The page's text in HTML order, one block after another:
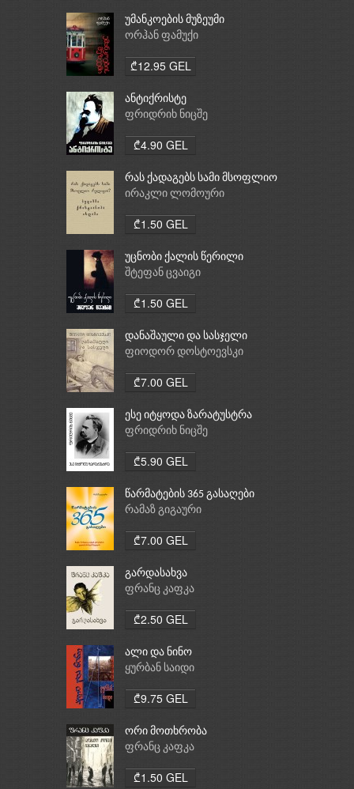
უმანკოების მუზეუმი
ორჰან ფამუქი
₾12.95 GEL
ანტიქრისტე
ფრიდრიხ ნიცშე
₾4.90 GEL
რას ქადაგებს სამი მსოფლიო
რელიგია: ბუდიზმი,
ირაკლი ლომოური
₾1.50 GEL
უცნობი ქალის წერილი
შტეფან ცვაიგი
₾1.50 GEL
დანაშაული და სასჯელი
ფიოდორ დოსტოევსკი
₾7.00 GEL
ესე იტყოდა ზარატუსტრა
ფრიდრიხ ნიცშე
₾5.90 GEL
წარმატების 365 გასაღები
რამაზ გიგაური
₾7.00 GEL
გარდასახვა
ფრანც კაფკა
₾2.50 GEL
ალი და ნინო
ყურბან საიდი
₾9.75 GEL
ორი მოთხრობა
ფრანც კაფკა
₾1.50 GEL